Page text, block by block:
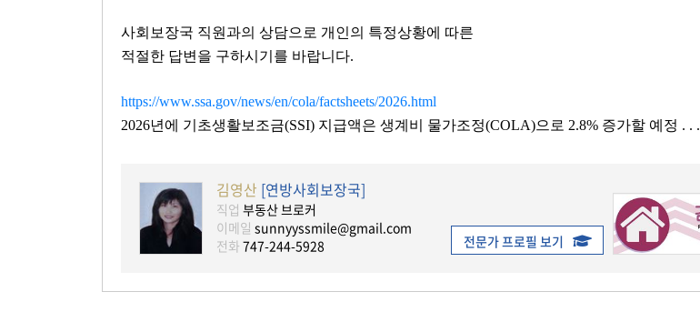
사회보장국 직원과의 상담으로 개인의 특정상황에 따른
적절한 답변을 구하시기를 바랍니다.
https://www.ssa.gov/news/en/cola/factsheets/2026.html
2026년에 기초생활보조금(SSI) 지급액은 생계비 물가조정(COLA)으로 2.8% 증가할 예정 . . .
김영산 [연방사회보장국]
직업 부동산 브로커
이메일 sunnyyssmile@gmail.com
전화 747-244-5928 전문가 프로필 보기